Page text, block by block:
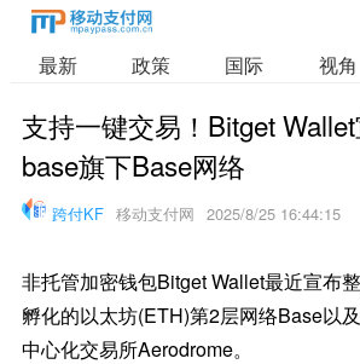
最新 政策 国际 视角
支持一键交易！Bitget
base旗下Base网络
跨付KF 移动支付网 2025/8/25 16:44:15
非托管加密钱包Bitget Wallet最近宣布
孵化的以太坊(ETH)第2层网络Base以
中心化交易所Aerodrome。